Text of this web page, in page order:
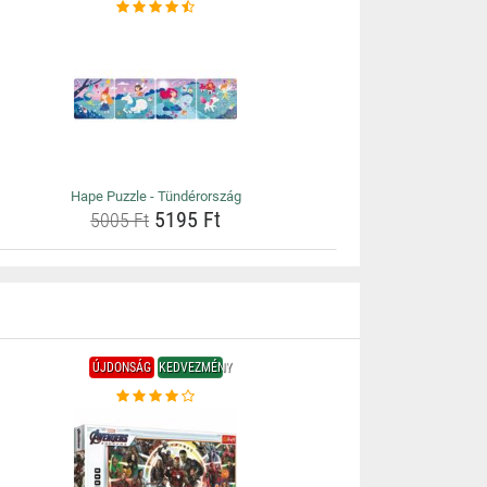
Hape Puzzle - Tündérország
5005 Ft 5195 Ft
ÚJDONSÁG KEDVEZMÉNY